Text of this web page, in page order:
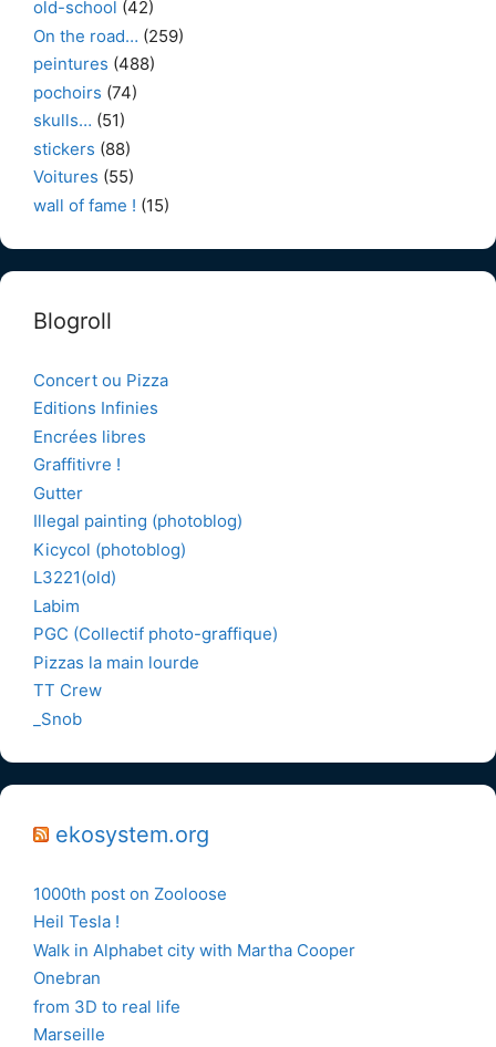
old-school (42)
On the road… (259)
peintures (488)
pochoirs (74)
skulls… (51)
stickers (88)
Voitures (55)
wall of fame ! (15)
Blogroll
Concert ou Pizza
Editions Infinies
Encrées libres
Graffitivre !
Gutter
Illegal painting (photoblog)
Kicycol (photoblog)
L3221(old)
Labim
PGC (Collectif photo-graffique)
Pizzas la main lourde
TT Crew
_Snob
ekosystem.org
1000th post on Zooloose
Heil Tesla !
Walk in Alphabet city with Martha Cooper
Onebran
from 3D to real life
Marseille